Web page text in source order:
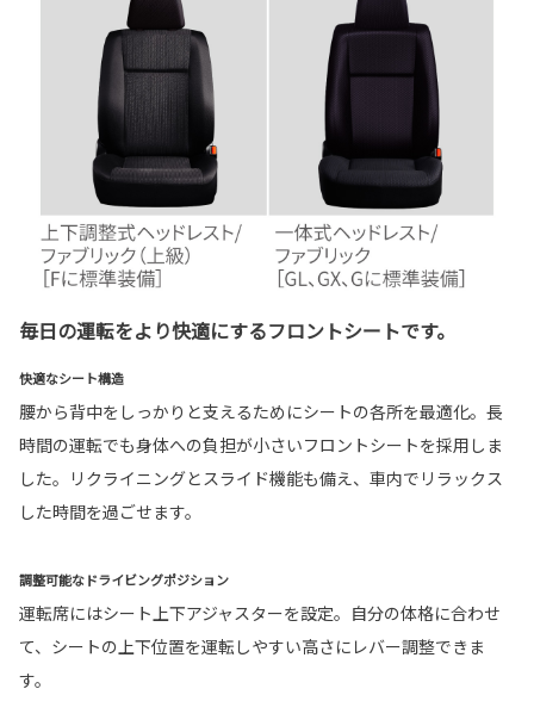
毎日の運転をより快適にするフロントシートです。
快適なシート構造
腰から背中をしっかりと支えるためにシートの各所を最適化。長
時間の運転でも身体への負担が小さいフロントシートを採用しま
した。リクライニングとスライド機能も備え、車内でリラックス
した時間を過ごせます。
調整可能なドライビングポジション
運転席にはシート上下アジャスターを設定。自分の体格に合わせ
て、シートの上下位置を運転しやすい高さにレバー調整できま
す。